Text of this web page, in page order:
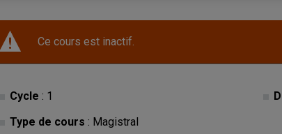
Ce cours est inactif.
Cycle : 1
Type de cours : Magistral